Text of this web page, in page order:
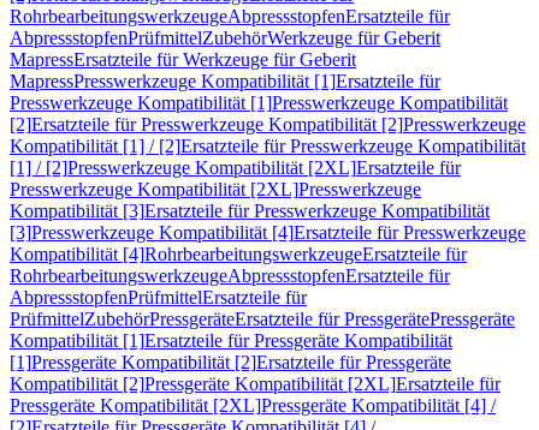
RohrbearbeitungswerkzeugeAbpressstopfenErsatzteile für
AbpressstopfenPrüfmittelZubehörWerkzeuge für Geberit
MapressErsatzteile für Werkzeuge für Geberit
MapressPresswerkzeuge Kompatibilität [1]Ersatzteile für
Presswerkzeuge Kompatibilität [1]Presswerkzeuge Kompatibilität
[2]Ersatzteile für Presswerkzeuge Kompatibilität [2]Presswerkzeuge
Kompatibilität [1] / [2]Ersatzteile für Presswerkzeuge Kompatibilität
[1] / [2]Presswerkzeuge Kompatibilität [2XL]Ersatzteile für
Presswerkzeuge Kompatibilität [2XL]Presswerkzeuge
Kompatibilität [3]Ersatzteile für Presswerkzeuge Kompatibilität
[3]Presswerkzeuge Kompatibilität [4]Ersatzteile für Presswerkzeuge
Kompatibilität [4]RohrbearbeitungswerkzeugeErsatzteile für
RohrbearbeitungswerkzeugeAbpressstopfenErsatzteile für
AbpressstopfenPrüfmittelErsatzteile für
PrüfmittelZubehörPressgeräteErsatzteile für PressgerätePressgeräte
Kompatibilität [1]Ersatzteile für Pressgeräte Kompatibilität
[1]Pressgeräte Kompatibilität [2]Ersatzteile für Pressgeräte
Kompatibilität [2]Pressgeräte Kompatibilität [2XL]Ersatzteile für
Pressgeräte Kompatibilität [2XL]Pressgeräte Kompatibilität [4] /